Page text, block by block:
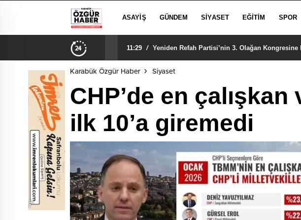
ASAYIŞ GÜNDEM SIYASET EĞITIM SPOR
11:29 / Yeniden Refah Partisi’nin 3. Olağan Kongresine
Karabük Özgür Haber Siyaset
CHP’de en
ilk 10’a giremedi